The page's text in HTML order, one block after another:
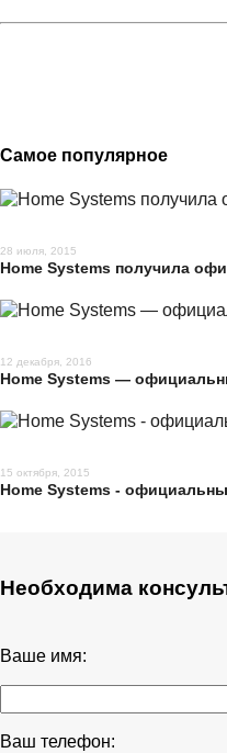
Самое популярное
28 июля, 2015
Home Systems получила
12 декабря, 2016
Home Systems —
15 октября, 2015
Home Systems -
Необходима
Ваше имя:
Ваш телефон: